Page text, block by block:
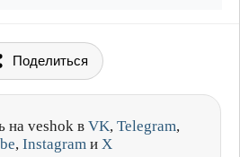
Поделиться
на veshok в VK, Telegram,
, Instagram и X